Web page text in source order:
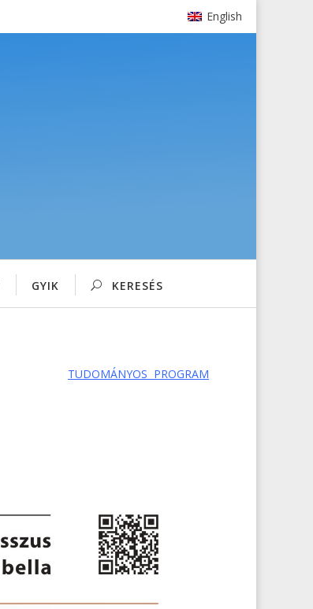
English
GYIK
TUDOMÁNYOS PROGRAM